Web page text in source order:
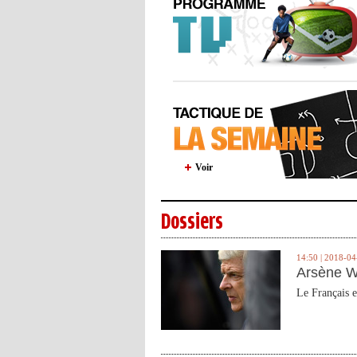
Voir
Dossiers
14:50 | 2018-
Arsène
Le Français